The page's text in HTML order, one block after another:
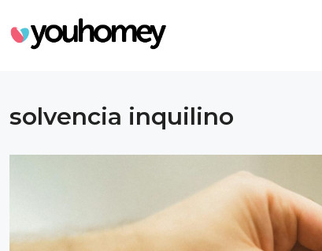
solvencia inquilino